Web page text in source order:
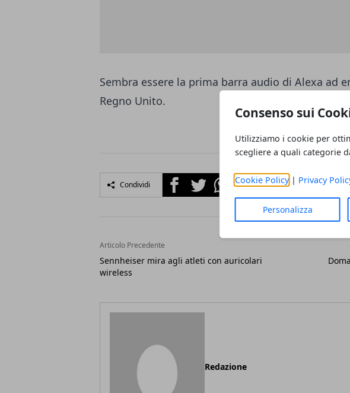
Consenso sui
Utilizziamo i cookie per
scegliere a quali categorie
Cookie Policy| Privacy
Personalizza
Sembra essere la prima barra audio di Alexa ad
Regno Unito.
Condividi FacebookTwitterWhatsapp
Articolo Precedente
Sennheiser mira agli atleti con auricolari
wireless
Redazione